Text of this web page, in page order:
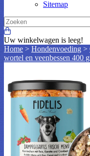
Sitemap
Uw winkelwagen is leeg!
Home > Hondenvoeding >
wortel en veenbessen 400